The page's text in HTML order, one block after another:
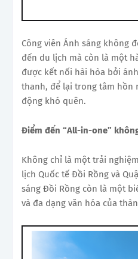
Công viên Ánh sáng không
đến du lịch mà còn là một
được kết nối hài hòa bởi
thanh, để lại trong tâm hồn
động khó quên.
Điểm đến “All-in-one”
Không chỉ là một trải
lịch Quốc tế Đồi Rồng và
sáng Đồi Rồng còn là một
và đa dạng văn hóa của